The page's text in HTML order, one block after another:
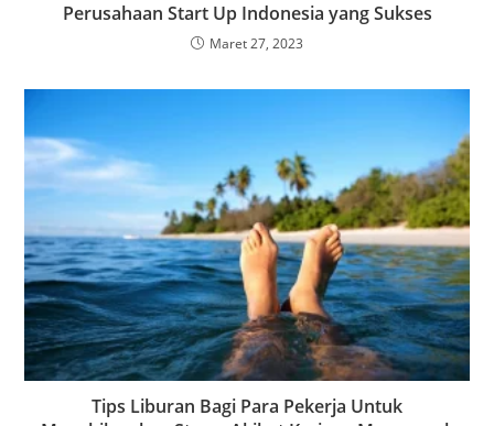
Perusahaan Start Up Indonesia yang Sukses
Maret 27, 2023
Tips Liburan Bagi Para Pekerja Untuk